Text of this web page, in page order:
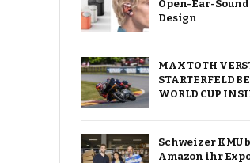
Open-Ear-
Design
MAX TOTH
STARTERFELD
WORLD CUP IN
Schweizer KMU
Amazon ihr